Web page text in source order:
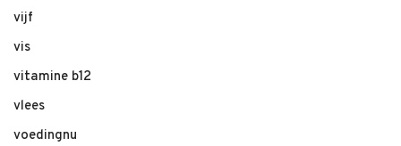
vijf
vis
vitamine b12
vlees
voedingnu